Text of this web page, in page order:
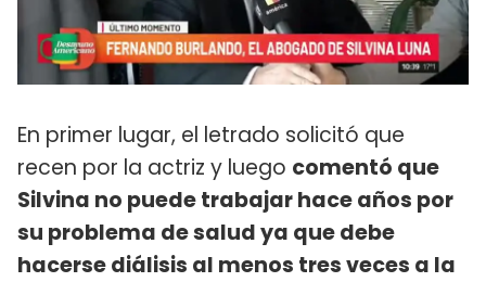
En primer lugar, el letrado solicitó que
recen por la actriz y luego comentó que
Silvina no puede trabajar hace años por
su problema de salud ya que debe
hacerse diálisis al menos tres veces a la